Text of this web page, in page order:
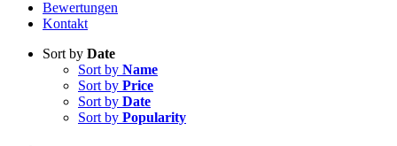
Bewertungen
Kontakt
Sort by Date
Sort by Name
Sort by Price
Sort by Date
Sort by Popularity